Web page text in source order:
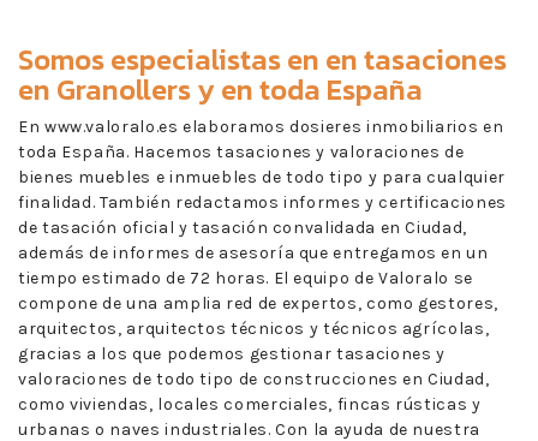
Somos especialistas en entasaciones
en Granollersy en toda España
En www.valoralo.es elaboramos dosieres inmobiliarios en
toda España. Hacemos tasaciones y valoraciones de
bienes muebles e inmuebles de todo tipo y para cualquier
finalidad. También redactamos informes y certificaciones
de tasación oficial y tasación convalidada en Ciudad,
además de informes de asesoría que entregamos en un
tiempo estimado de 72 horas. El equipo de Valoralo se
compone de una amplia red de expertos, como gestores,
arquitectos, arquitectos técnicos y técnicos agrícolas,
gracias a los que podemos gestionar tasaciones y
valoraciones de todo tipo de construcciones en Ciudad,
como viviendas, locales comerciales, fincas rústicas y
urbanas o naves industriales. Con la ayuda de nuestra